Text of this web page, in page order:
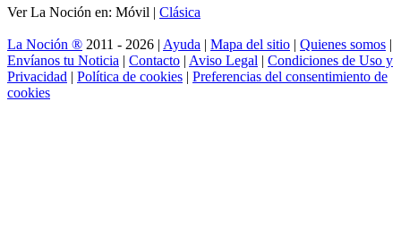
Ver La Noción en: Móvil | Clásica
La Noción ® 2011 - 2026 | Ayuda | Mapa del sitio | Quienes somos |
Envíanos tu Noticia | Contacto | Aviso Legal | Condiciones de Uso y
Privacidad | Política de cookies | Preferencias del consentimiento de
cookies